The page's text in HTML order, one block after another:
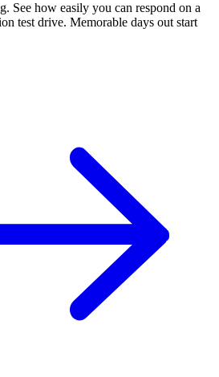
See how easily you can respond on a
test drive. Memorable days out start